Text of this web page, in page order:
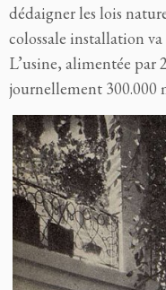
dédaigner les lois
colossale installation
L’usine, alimentée
journellement 300.000